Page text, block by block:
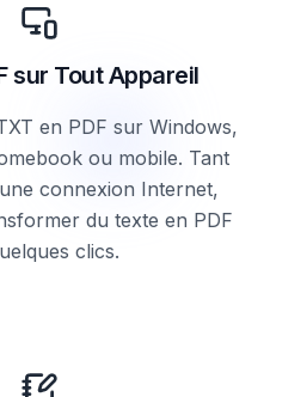
sur Tout Appareil
en PDF sur Windows,
ou mobile. Tant
connexion Internet,
du texte en PDF
clics.